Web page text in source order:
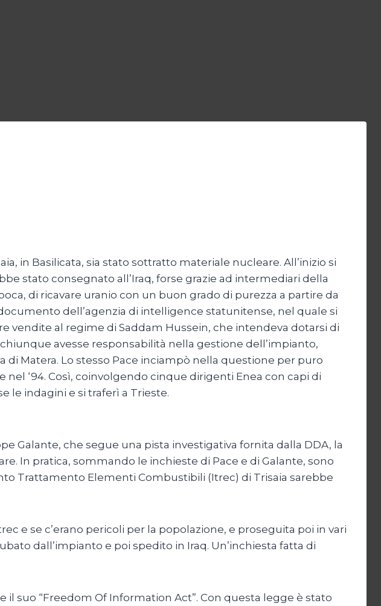
in Basilicata, sia stato sottratto materiale nucleare. All’inizio si
stato consegnato all’Iraq, forse grazie ad intermediari della
di ricavare uranio con un buon grado di purezza a partire da
dell’agenzia di intelligence statunitense, nel quale si
vendite al regime di Saddam Hussein, che intendeva dotarsi di
avesse responsabilità nella gestione dell’impianto,
Matera. Lo stesso Pace inciampò nella questione per puro
‘94. Così, coinvolgendo cinque dirigenti Enea con capi di
le indagini e si traferì a Trieste.
Galante, che segue una pista investigativa fornita dalla DDA, la
In pratica, sommando le inchieste di Pace e di Galante, sono
Trattamento Elementi Combustibili (Itrec) di Trisaia sarebbe
e se c’erano pericoli per la popolazione, e proseguita poi in vari
dall’impianto e poi spedito in Iraq. Un’inchiesta fatta di
il suo “Freedom Of Information Act”. Con questa legge è stato